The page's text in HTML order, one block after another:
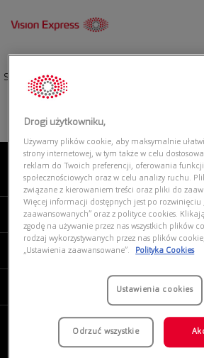
Strona główna|
O NAS
MOJE VISION EXPRESS
PRODUKTY I USŁUGI
Drogi użytkowniku,
Używamy plików cookie, aby maksymalnie
strony internetowej, w tym także w celu
reklam do Twoich preferencji, oferowania
społecznościowych oraz w celu analizy ruchu.
związane z kierowaniem treści oraz pliki do
Więcej informacji dostępnych jest po rozwinięciu
zaawansowanych” oraz z polityce cookies.
zgodę na używanie przez nas wszystkich plików
rodzaj wykorzystywanych przez nas plików
„Ustawienia zaawansowane”.
Polityka Cookies
Ustawienia cookies
Odrzuć wszystkie